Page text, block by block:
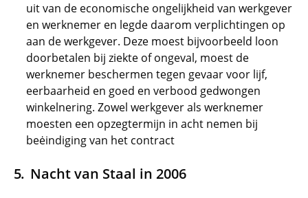
uit van de economische ongelijkheid van werkgever
en werknemer en legde daarom verplichtingen op
aan de werkgever. Deze moest bijvoorbeeld loon
doorbetalen bij ziekte of ongeval, moest de
werknemer beschermen tegen gevaar voor lijf,
eerbaarheid en goed en verbood gedwongen
winkelnering. Zowel werkgever als werknemer
moesten een opzegtermijn in acht nemen bij
beėindiging van het contract
Nacht van Staal in 2006